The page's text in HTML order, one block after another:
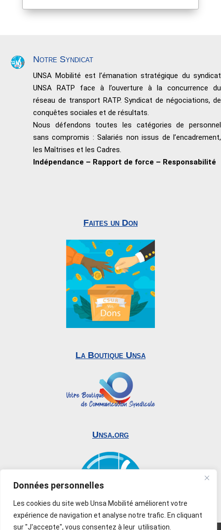
Données personnelles
Les cookies du site web Unsa Mobilité améliorent votre
expérience de navigation et analyse notre trafic. En cliquant
sur "J'accepte", vous consentez à leur utilisation.
Notre Syndicat
UNSA Mobilité est l’émanation stratégique du syndicat
UNSA RATP face à l’ouverture à la concurrence du
réseau de transport RATP. Syndicat de négociations, de
conquêtes sociales et de résultats.
Nous défendons toutes les catégories de personnel
sans compromis : Salariés non issus de l’encadrement,
les Maîtrises et les Cadres.
Indépendance – Rapport de force – Responsabilité
Faites un Don
La Boutique Unsa
Unsa.org